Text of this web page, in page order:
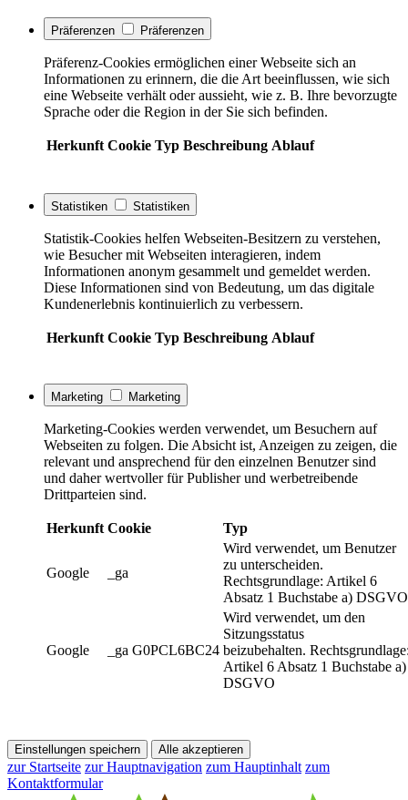
Präferenzen Präferenzen
Präferenz-Cookies ermöglichen einer Webseite sich an
Informationen zu erinnern, die die Art beeinflussen, wie sich
eine Webseite verhält oder aussieht, wie z. B. Ihre bevorzugte
Sprache oder die Region in der Sie sich befinden.
Herkunft Cookie Typ Beschreibung Ablauf
Statistiken Statistiken
Statistik-Cookies helfen Webseiten-Besitzern zu verstehen,
wie Besucher mit Webseiten interagieren, indem
Informationen anonym gesammelt und gemeldet werden.
Diese Informationen sind von Bedeutung, um das digitale
Kundenerlebnis kontinuierlich zu verbessern.
Herkunft Cookie Typ Beschreibung Ablauf
Marketing Marketing
Marketing-Cookies werden verwendet, um Besuchern auf
Webseiten zu folgen. Die Absicht ist, Anzeigen zu zeigen, die
relevant und ansprechend für den einzelnen Benutzer sind
und daher wertvoller für Publisher und werbetreibende
Drittparteien sind.
Herkunft Cookie Typ
Google _ga
Wird verwendet, um Benutzer
zu unterscheiden.
Rechtsgrundlage: Artikel 6
Absatz 1 Buchstabe a) DSGVO
Google _ga G0PCL6BC24
Wird verwendet, um den
Sitzungsstatus
beizubehalten.
Artikel 6 Absatz 1 Buchstabe a)
DSGVO
Einstellungen speichern Alle akzeptieren
zur Startseite zur Hauptnavigation zum Hauptinhalt zum
Kontaktformular